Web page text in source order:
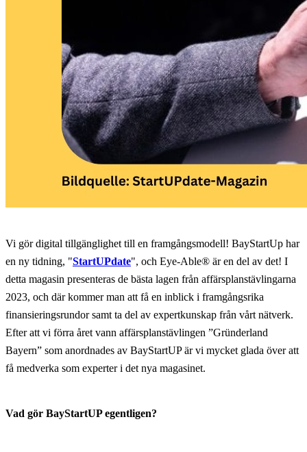
Vi gör digital tillgänglighet till en framgångsmodell! BayStartUp har
en ny tidning, "StartUPdate", och Eye-Able® är en del av det! I
detta magasin presenteras de bästa lagen från affärsplanstävlingarna
2023, och där kommer man att få en inblick i framgångsrika
finansieringsrundor samt ta del av expertkunskap från vårt nätverk.
Efter att vi förra året vann affärsplanstävlingen ”Gründerland
Bayern” som anordnades av BayStartUP är vi mycket glada över att
få medverka som experter i det nya magasinet.
Vad gör BayStartUP egentligen?